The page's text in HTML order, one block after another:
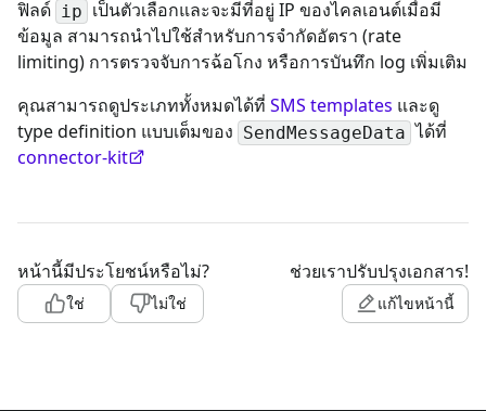
ฟิลด์ ip เป็นตัวเลือกและจะมีที่อยู่ IP ของไคลเอนต์เมื่อมี
ข้อมูล สามารถนำไปใช้สำหรับการจำกัดอัตรา (rate
limiting) การตรวจจับการฉ้อโกง หรือการบันทึก log เพิ่มเติม
คุณสามารถดูประเภททั้งหมดได้ที่ SMS templates และดู
type definition แบบเต็มของ SendMessageData ได้ที่
connector-kit
หน้านี้มีประโยชน์หรือไม่?
ใช่ ไม่ใช่
ช่วยเราปรับปรุงเอกสาร!
แก้ไขหน้านี้